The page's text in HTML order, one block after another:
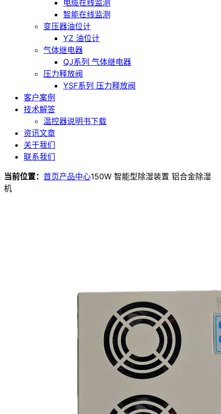
电缆在线监测
智能在线监测
变压器油位计
YZ 油位计
气体继电器
QJ系列 气体继电器
压力释放阀
YSF系列 压力释放阀
客户案例
技术解答
温控器说明书下载
资讯文章
关于我们
联系我们
当前位置： 首页产品中心150W 智能型除湿装置 铝合金除湿
机